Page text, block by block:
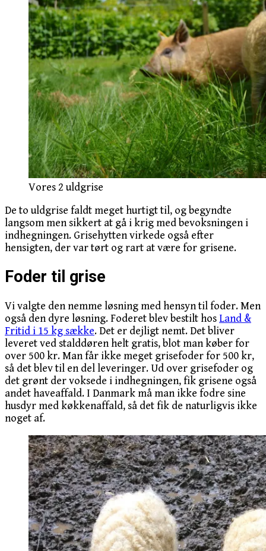
Vores 2 uldgrise
De to uldgrise faldt meget hurtigt til, og begyndte
langsom men sikkert at gå i krig med bevoksningen i
indhegningen. Grisehytten virkede også efter
hensigten, der var tørt og rart at være for grisene.
Foder til grise
Vi valgte den nemme løsning med hensyn til foder. Men
også den dyre løsning. Foderet blev bestilt hosLand &
Fritid i 15 kg sække. Det er dejligt nemt. Det bliver
leveret ved stalddøren helt gratis, blot man køber for
over 500 kr. Man får ikke meget grisefoder for 500 kr,
så det blev til en del leveringer. Ud over grisefoder og
det grønt der voksede i indhegningen, fik grisene også
andet haveaffald. I Danmark må man ikke fodre sine
husdyr med køkkenaffald, så det fik de naturligvis ikke
noget af.